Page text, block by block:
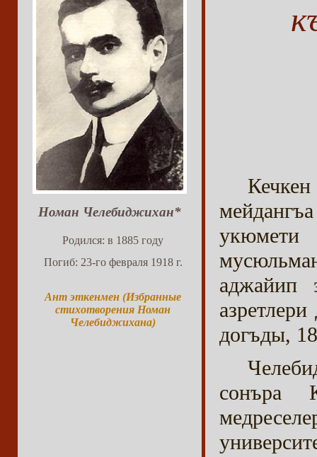
Номан Челебиджихан*
Родился: в 1885 году
Погиб: 23-го февраля 1918 г.
Ант эткенмен (Избранные
стихотворения Номан
Челебиджихана)
аджайип
догъды,
сонъра